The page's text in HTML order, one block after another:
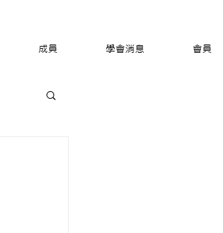
成員 學會消息 會員